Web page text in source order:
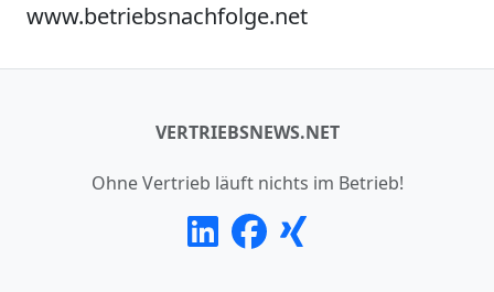
www.betriebsnachfolge.net
VERTRIEBSNEWS.NET
Ohne Vertrieb läuft nichts im Betrieb!